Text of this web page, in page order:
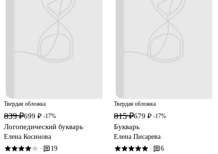
Твердая обложка
839 ₽699 ₽ -17%
Логопедический букварь
Елена Косинова
· 19
Твердая обложка
815 ₽679 ₽ -17%
Букварь
Елена Писарева
· 6